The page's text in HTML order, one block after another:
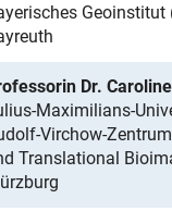
Geoinstitut
Dr.
Maximilians-
Virchow-
Translational